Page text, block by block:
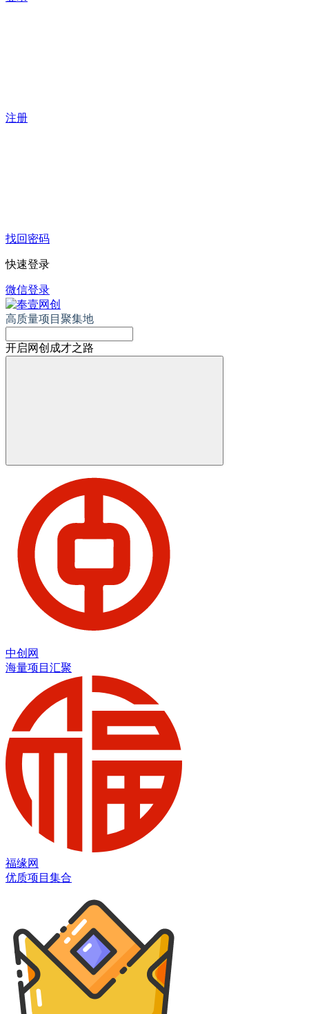
注册
找回密码
快速登录
微信登录
高质量项目聚集地
开启网创成才之路
中创网
海量项目汇聚
福缘网
优质项目集合